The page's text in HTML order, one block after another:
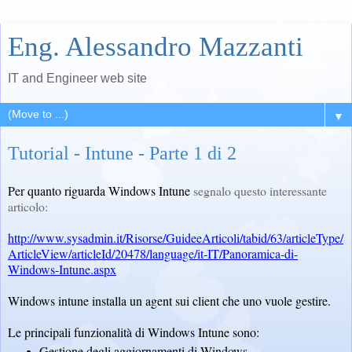
Eng. Alessandro Mazzanti
IT and Engineer web site
▼
Tutorial - Intune - Parte 1 di 2
Per quanto riguarda Windows Intunesegnalo questo interessante
articolo:
http://www.sysadmin.it/Risorse/GuideeArticoli/tabid/63/articleType/
ArticleView/articleId/20478/language/it-IT/Panoramica-di-
Windows-Intune.aspx
Windows intune installa un agent sui client che uno vuole gestire.
Le principali funzionalità di Windows Intune sono: